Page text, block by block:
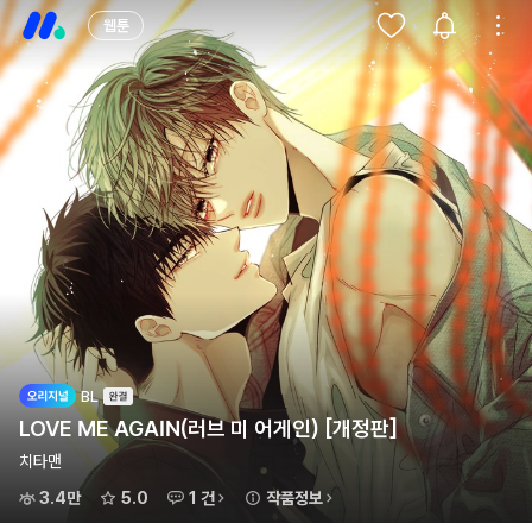
웹툰
BL
LOVE ME AGAIN(러브 미 어게인) [개정판]
치타맨
3.4만
5.0 1 건 작품정보